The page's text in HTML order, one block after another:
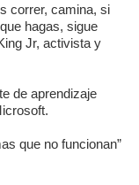
correr, camina, si
hagas, sigue
Jr, activista y
de aprendizaje
que no funcionan”